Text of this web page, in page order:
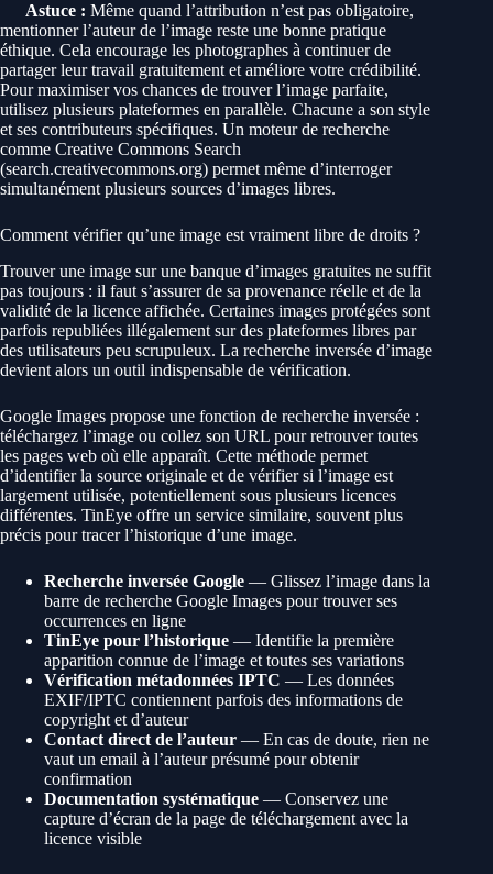
Astuce : Même quand l’attribution n’est pas obligatoire,
mentionner l’auteur de l’image reste une bonne pratique
éthique. Cela encourage les photographes à continuer de
partager leur travail gratuitement et améliore votre crédibilité.
Pour maximiser vos chances de trouver l’image parfaite,
utilisez plusieurs plateformes en parallèle. Chacune a son style
et ses contributeurs spécifiques. Un moteur de recherche
comme Creative Commons Search
(search.creativecommons.org) permet même d’interroger
simultanément plusieurs sources d’images libres.
Comment vérifier qu’une image est vraiment libre de droits ?
Trouver une image sur une banque d’images gratuites ne suffit
pas toujours : il faut s’assurer de sa provenance réelle et de la
validité de la licence affichée. Certaines images protégées sont
parfois republiées illégalement sur des plateformes libres par
des utilisateurs peu scrupuleux. La recherche inversée d’image
devient alors un outil indispensable de vérification.
Google Images propose une fonction de recherche inversée :
téléchargez l’image ou collez son URL pour retrouver toutes
les pages web où elle apparaît. Cette méthode permet
d’identifier la source originale et de vérifier si l’image est
largement utilisée, potentiellement sous plusieurs licences
différentes. TinEye offre un service similaire, souvent plus
précis pour tracer l’historique d’une image.
Recherche inversée Google — Glissez l’image dans la
barre de recherche Google Images pour trouver ses
occurrences en ligne
TinEye pour l’historique — Identifie la première
apparition connue de l’image et toutes ses variations
Vérification métadonnées IPTC — Les données
EXIF/IPTC contiennent parfois des informations de
copyright et d’auteur
Contact direct de l’auteur — En cas de doute, rien ne
vaut un email à l’auteur présumé pour obtenir
confirmation
Documentation systématique — Conservez une
capture d’écran de la page de téléchargement avec la
licence visible